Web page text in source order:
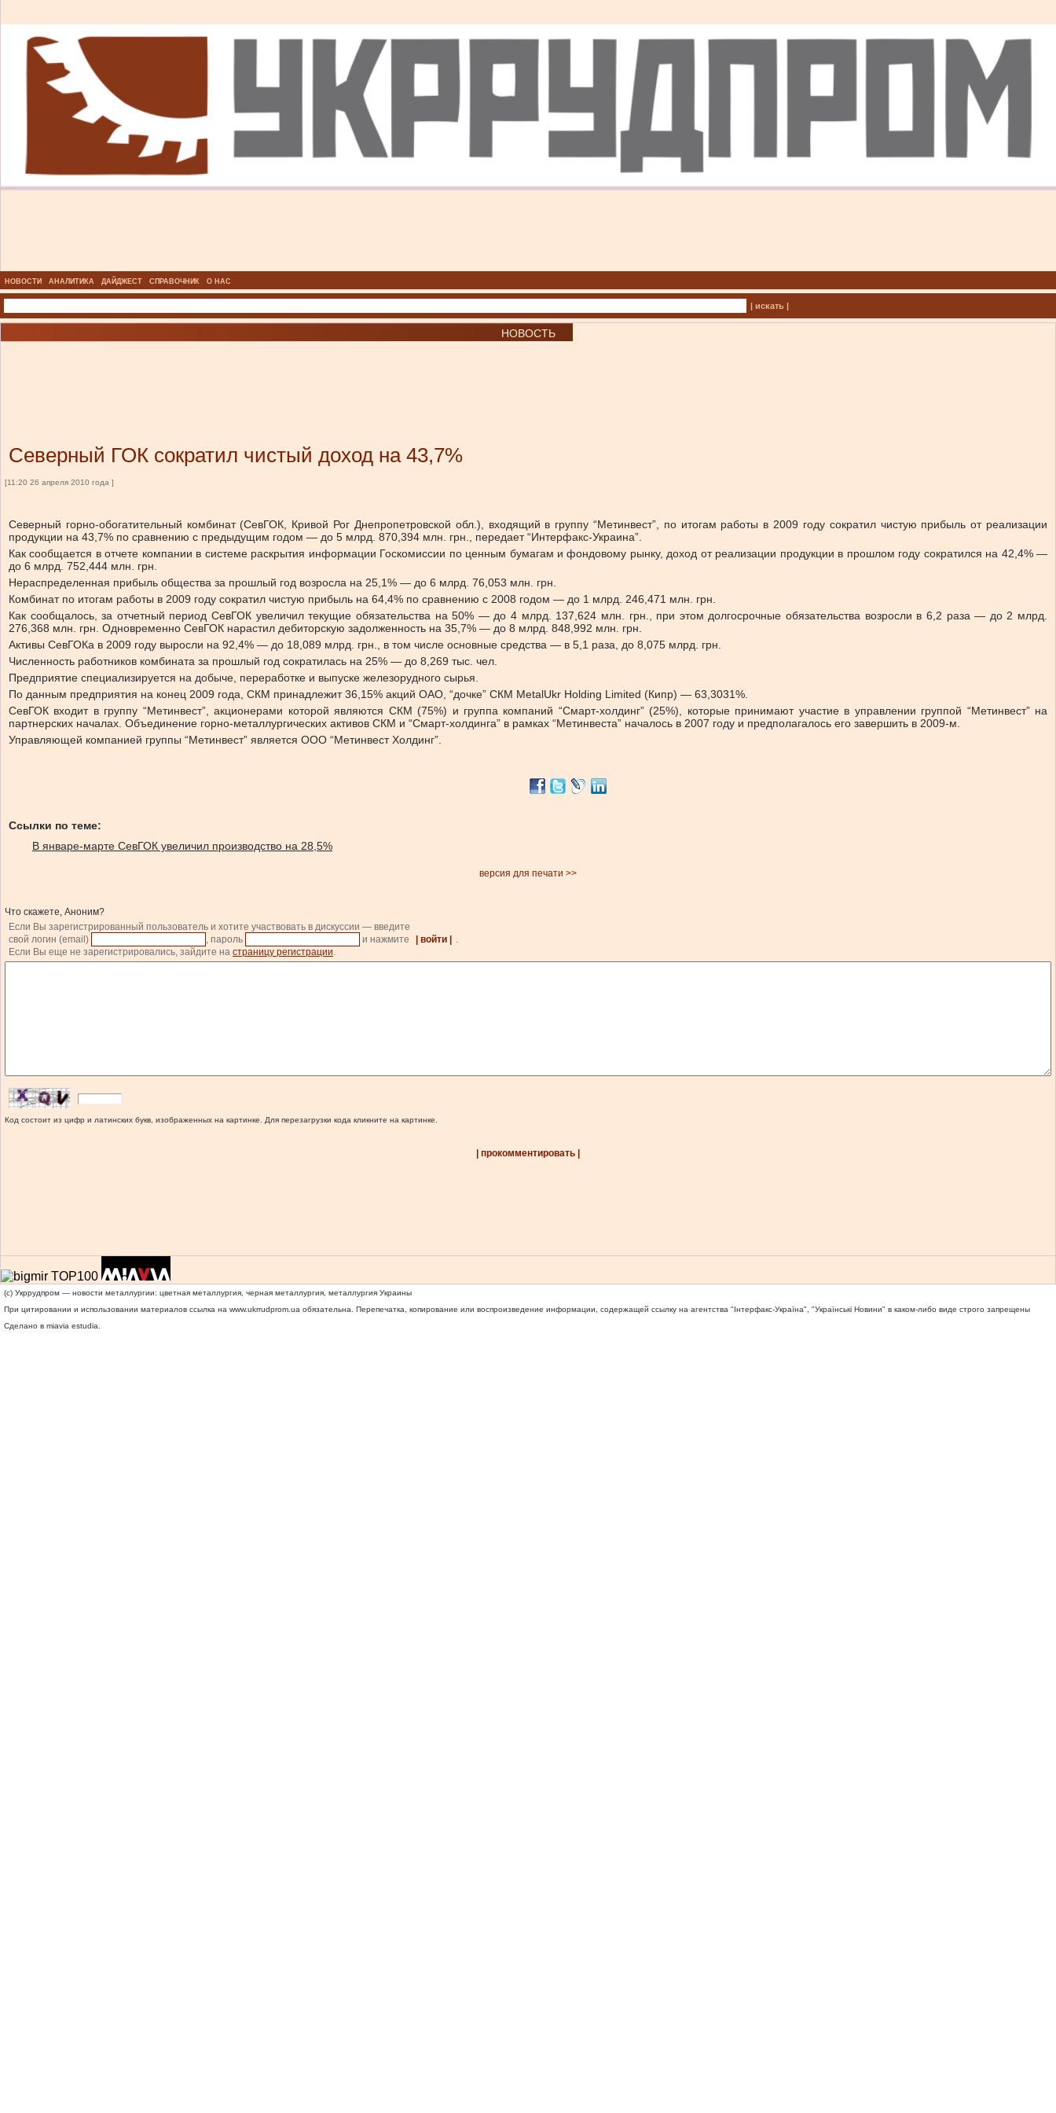
НОВОСТИ АНАЛИТИКА ДАЙДЖЕСТ СПРАВОЧНИК О НАС
| искать |
НОВОСТЬ
Северный ГОК сократил чистый доход на 43,7%
[11:20 26 апреля 2010 года ]
Северный горно-обогатительный комбинат (СевГОК, Кривой Рог Днепропетровской обл.), входящий в группу “Метинвест”, по итогам работы в 2009 году сократил чистую прибыль от реализации
продукции на 43,7% по сравнению с предыдущим годом — до 5 млрд. 870,394 млн. грн., передает “Интерфакс-Украина”.
Как сообщается в отчете компании в системе раскрытия информации Госкомиссии по ценным бумагам и фондовому рынку, доход от реализации продукции в прошлом году сократился на 42,4% —
до 6 млрд. 752,444 млн. грн.
Нераспределенная прибыль общества за прошлый год возросла на 25,1% — до 6 млрд. 76,053 млн. грн.
Комбинат по итогам работы в 2009 году сократил чистую прибыль на 64,4% по сравнению с 2008 годом — до 1 млрд. 246,471 млн. грн.
Как сообщалось, за отчетный период СевГОК увеличил текущие обязательства на 50% — до 4 млрд. 137,624 млн. грн., при этом долгосрочные обязательства возросли в 6,2 раза — до 2 млрд.
276,368 млн. грн. Одновременно СевГОК нарастил дебиторскую задолженность на 35,7% — до 8 млрд. 848,992 млн. грн.
Активы СевГОКа в 2009 году выросли на 92,4% — до 18,089 млрд. грн., в том числе основные средства — в 5,1 раза, до 8,075 млрд. грн.
Численность работников комбината за прошлый год сократилась на 25% — до 8,269 тыс. чел.
Предприятие специализируется на добыче, переработке и выпуске железорудного сырья.
По данным предприятия на конец 2009 года, СКМ принадлежит 36,15% акций ОАО, “дочке” СКМ MetalUkr Holding Limited (Кипр) — 63,3031%.
СевГОК входит в группу “Метинвест”, акционерами которой являются СКМ (75%) и группа компаний “Смарт-холдинг” (25%), которые принимают участие в управлении группой “Метинвест” на
партнерских началах. Объединение горно-металлургических активов СКМ и “Смарт-холдинга” в рамках “Метинвеста” началось в 2007 году и предполагалось его завершить в 2009-м.
Управляющей компанией группы “Метинвест” является ООО “Метинвест Холдинг”.
Ссылки по теме:
В январе-марте СевГОК увеличил производство на 28,5%
версия для печати >>
Что скажете, Аноним?
Если Вы зарегистрированный пользователь и хотите участвовать в дискуссии — введите
свой логин (email)
, пароль и нажмите | войти |
.
Если Вы еще не зарегистрировались, зайдите на страницу регистрации.
Код состоит из цифр и латинских букв, изображенных на картинке. Для перезагрузки кода кликните на картинке.
| прокомментировать |
(c) Укррудпром — новости металлургии: цветная металлургия, черная металлургия, металлургия Украины
При цитировании и использовании материалов ссылка на www.ukrrudprom.ua обязательна. Перепечатка, копирование или воспроизведение информации, содержащей ссылку на агентства "Iнтерфакс-Україна", "Українськi Новини" в каком-либо виде строго запрещены
Сделано в miavia estudia.